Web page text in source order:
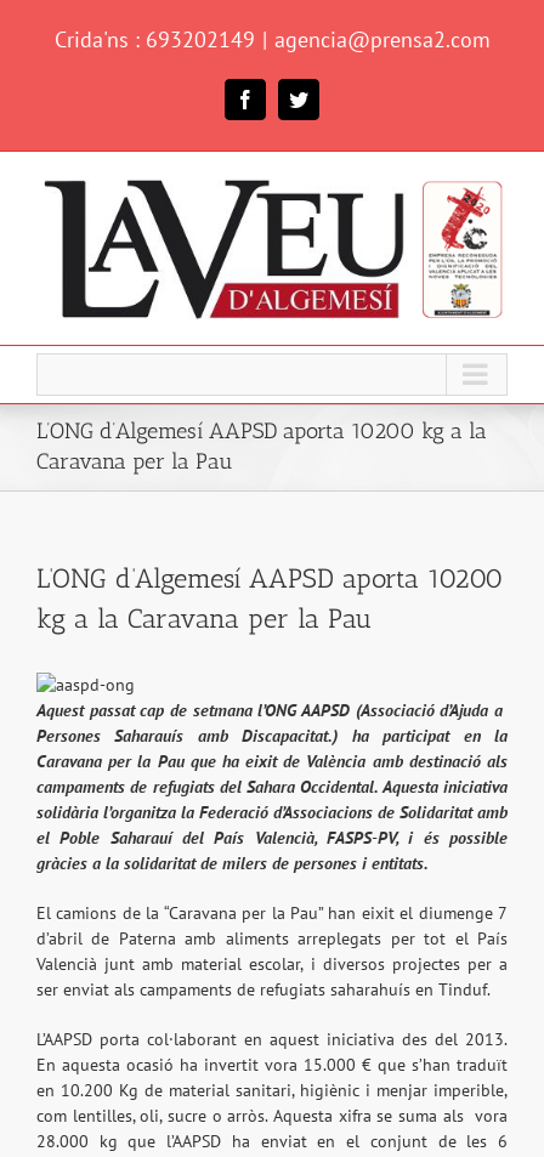
Crida'ns : 693202149 | agencia@prensa2.com
FacebookTwitter
L’ONG d’Algemesí AAPSD aporta 10200 kg a la
Caravana per la Pau
L’ONG d’Algemesí AAPSD aporta 10200
kg a la Caravana per la Pau
Aquest passat cap de setmana l’ONG AAPSD (Associació d’Ajuda a
Persones Saharauís amb Discapacitat.) ha participat en la
Caravana per la Pau que ha eixit de València amb destinació als
campaments de refugiats del Sahara Occidental. Aquesta iniciativa
solidària l’organitza la Federació d’Associacions de Solidaritat amb
el Poble Saharauí del País Valencià, FASPS-PV, i és possible
gràcies a la solidaritat de milers de persones i entitats.
El camions de la “Caravana per la Pau” han eixit el diumenge 7
d’abril de Paterna amb aliments arreplegats per tot el País
Valencià junt amb material escolar, i diversos projectes per a
ser enviat als campaments de refugiats saharahuís en Tinduf.
L’AAPSD porta col·laborant en aquest iniciativa des del 2013.
En aquesta ocasió ha invertit vora 15.000 € que s’han traduït
en 10.200 Kg de material sanitari, higiènic i menjar imperible,
com lentilles, oli, sucre o arròs. Aquesta xifra se suma als vora
28.000 kg que l’AAPSD ha enviat en el conjunt de les 6